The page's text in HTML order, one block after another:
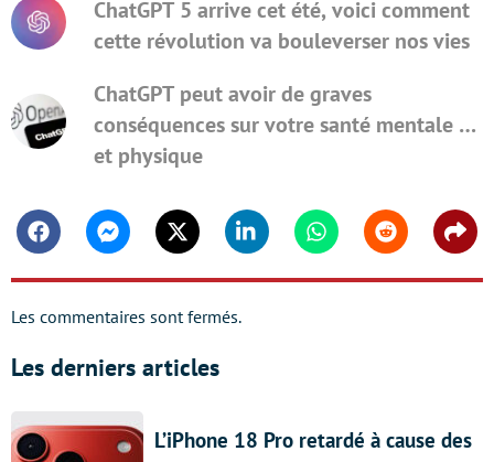
ChatGPT 5 arrive cet été, voici comment
cette révolution va bouleverser nos vies
ChatGPT peut avoir de graves
conséquences sur votre santé mentale …
et physique
FacebookMessengerTwitter Linkedin WhatsappReddit
Les commentaires sont fermés.
Les derniers articles
L’iPhone 18 Pro retardé à cause des